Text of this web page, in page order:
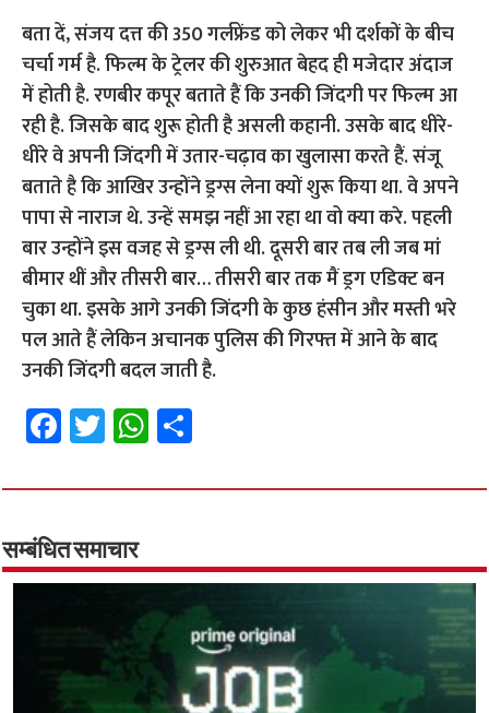
बता दें, संजय दत्त की 350 गर्लफ्रेंड को लेकर भी दर्शकों के बीच
चर्चा गर्म है. फिल्म के ट्रेलर की शुरुआत बेहद ही मजेदार अंदाज
में होती है. रणबीर कपूर बताते हैं कि उनकी जिंदगी पर फिल्म आ
रही है. जिसके बाद शुरू होती है असली कहानी. उसके बाद धीरे-
धीरे वे अपनी जिंदगी में उतार-चढ़ाव का खुलासा करते हैं. संजू
बताते है कि आखिर उन्होंने ड्रग्स लेना क्यों शुरू किया था. वे अपने
पापा से नाराज थे. उन्हें समझ नहीं आ रहा था वो क्या करे. पहली
बार उन्होंने इस वजह से ड्रग्स ली थी. दूसरी बार तब ली जब मां
बीमार थीं और तीसरी बार… तीसरी बार तक मैं ड्रग एडिक्ट बन
चुका था. इसके आगे उनकी जिंदगी के कुछ हंसीन और मस्ती भरे
पल आते हैं लेकिन अचानक पुलिस की गिरफ्त में आने के बाद
उनकी जिंदगी बदल जाती है.
Fa
ce
b
o
o
k
T
wi
tt
er
W
h
at
p
p
ar
सम्बंधित समाचार